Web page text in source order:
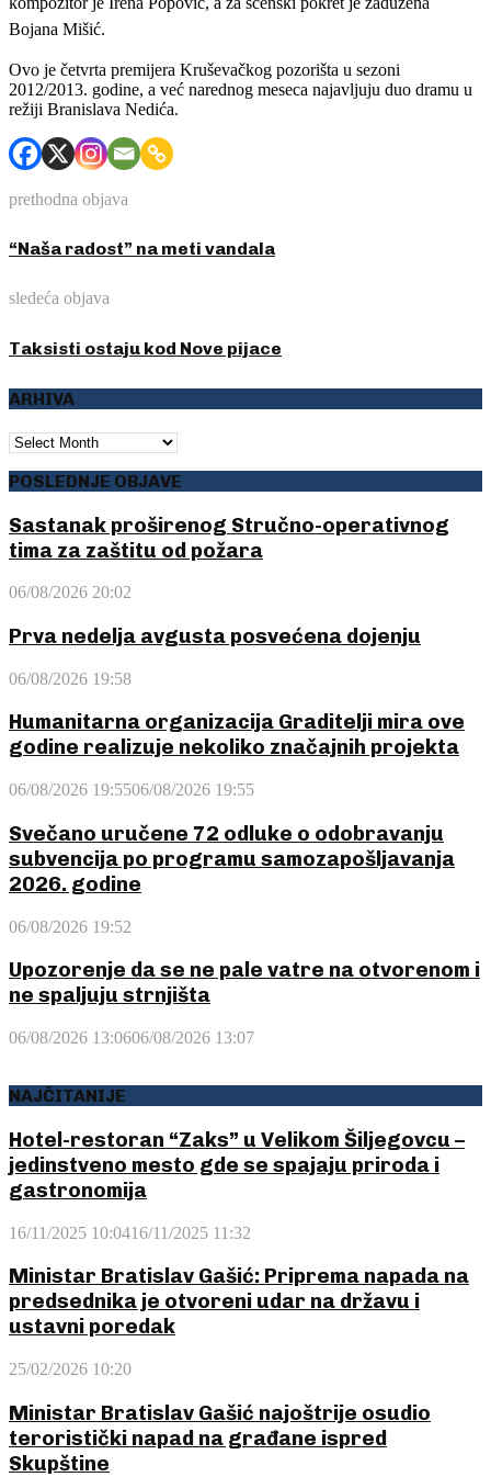
Bojana Mišić.
Ovo je četvrta premijera Kruševačkog pozorišta u sezoni
2012/2013. godine, a već narednog meseca najavljuju duo dramu u
režiji Branislava Nedića.
prethodna objava
“Naša radost” na meti vandala
sledeća objava
Taksisti ostaju kod Nove pijace
ARHIVA
ARHIVA
POSLEDNJE OBJAVE
Sastanak proširenog Stručno-operativnog
tima za zaštitu od požara
06/08/2026 20:02
Prva nedelja avgusta posvećena dojenju
06/08/2026 19:58
Humanitarna organizacija Graditelji mira ove
godine realizuje nekoliko značajnih projekta
06/08/2026 19:5506/08/2026 19:55
Svečano uručene 72 odluke o odobravanju
subvencija po programu samozapošljavanja
2026. godine
06/08/2026 19:52
Upozorenje da se ne pale vatre na otvorenom i
ne spaljuju strnjišta
06/08/2026 13:0606/08/2026 13:07
NAJČITANIJE
Hotel-restoran “Zaks” u Velikom Šiljegovcu –
jedinstveno mesto gde se spajaju priroda i
gastronomija
16/11/2025 10:0416/11/2025 11:32
Ministar Bratislav Gašić: Priprema napada na
predsednika je otvoreni udar na državu i
ustavni poredak
25/02/2026 10:20
Ministar Bratislav Gašić najoštrije osudio
teroristički napad na građane ispred
Skupštine